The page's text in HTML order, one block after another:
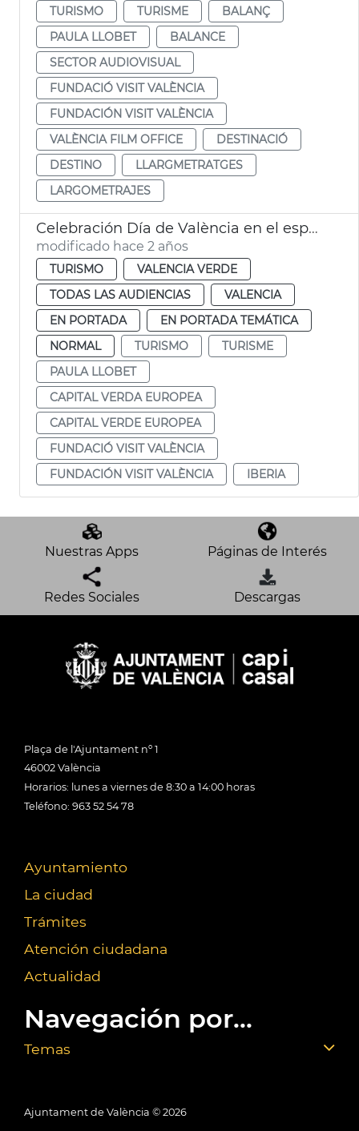
TURISMO
TURISME
BALANÇ
PAULA LLOBET
BALANCE
SECTOR AUDIOVISUAL
FUNDACIÓ VISIT VALÈNCIA
FUNDACIÓN VISIT VALÈNCIA
VALÈNCIA FILM OFFICE
DESTINACIÓ
DESTINO
LLARGMETRATGES
LARGOMETRAJES
Celebración Día de València en el espacio Iberia de Madrid
modificado hace 2 años
TURISMO
VALENCIA VERDE
TODAS LAS AUDIENCIAS
VALENCIA
EN PORTADA
EN PORTADA TEMÁTICA
NORMAL
TURISMO
TURISME
PAULA LLOBET
CAPITAL VERDA EUROPEA
CAPITAL VERDE EUROPEA
FUNDACIÓ VISIT VALÈNCIA
FUNDACIÓN VISIT VALÈNCIA
IBERIA
Nuestras Apps Páginas de Interés
Redes Sociales Descargas
Plaça de l'Ajuntament nº 1
46002 València
Horarios: lunes a viernes de 8:30 a 14:00 horas
Teléfono: 963 52 54 78
Ayuntamiento
La ciudad
Trámites
Atención ciudadana
Actualidad
Navegación por...
Temas
Ajuntament de València © 2026